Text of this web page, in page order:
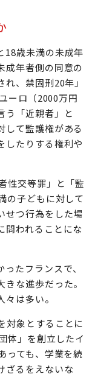
18歳未満の未成年
成年者側の同意の
、禁固刑20年」
ーロ（2000万円
う「近親者」と
して監護権がある
したりする権利や
性交等罪」と「監
の子どもに対して
せつ行為をした場
問われることにな
たフランスで、
な進歩だった。
は多い。
対象とすることに
体」を創立したイ
っても、学業を続
ざるをえないな